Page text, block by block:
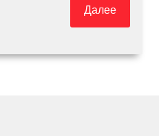
Далее